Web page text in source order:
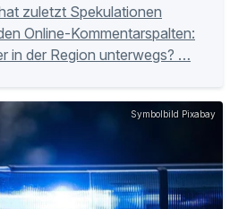
zuletzt Spekulationen
Online-Kommentarspalten:
in der Region unterwegs? …
Symbolbild Pixabay